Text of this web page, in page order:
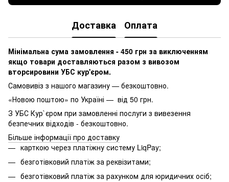
Доставка Оплата
Мінімальна сума замовлення - 450 грн за виключенням
якщо товари доставляються разом з вивозом
вторсировини УБС кур'єром.
Самовивіз з нашого магазину — безкоштовно.
«Новою поштою» по Україні — від 50 грн.
З УБС Кур`єром при замовленні послуги з вивезення
безпечних відходів - безкоштовно.
Більше інформації про доставку
карткою через платіжну систему LiqPay;
безготівковий платіж за реквізитами;
безготівковий платіж за рахунком для юридичних осіб;